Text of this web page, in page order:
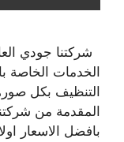
شركتنا جودي
الخدمات الخاصة
التنظيف بكل
المقدمة من
بافضل الاسعار